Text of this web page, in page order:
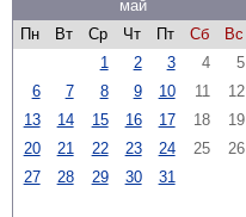
май
Пн
Вт Ср Чт Пт Сб
Вс
1
2 3 4
5
6
7 8 9 10 11
12
13
14 15 16 17 18
19
20
21 22 23 24 25
26
27
28 29 30 31